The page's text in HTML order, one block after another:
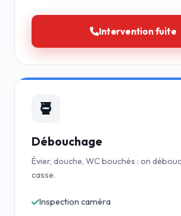
Intervention fuite
Débouchage
Évier, douche, WC bouchés : on
casse.
Inspection caméra